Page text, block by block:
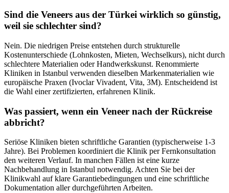
Sind die Veneers aus der Türkei wirklich so günstig,
weil sie schlechter sind?
Nein. Die niedrigen Preise entstehen durch strukturelle
Kostenunterschiede (Lohnkosten, Mieten, Wechselkurs), nicht durch
schlechtere Materialien oder Handwerkskunst. Renommierte
Kliniken in Istanbul verwenden dieselben Markenmaterialien wie
europäische Praxen (Ivoclar Vivadent, Vita, 3M). Entscheidend ist
die Wahl einer zertifizierten, erfahrenen Klinik.
Was passiert, wenn ein Veneer nach der Rückreise
abbricht?
Seriöse Kliniken bieten schriftliche Garantien (typischerweise 1-3
Jahre). Bei Problemen koordiniert die Klinik per Fernkonsultation
den weiteren Verlauf. In manchen Fällen ist eine kurze
Nachbehandlung in Istanbul notwendig. Achten Sie bei der
Klinikwahl auf klare Garantiebedingungen und eine schriftliche
Dokumentation aller durchgeführten Arbeiten.